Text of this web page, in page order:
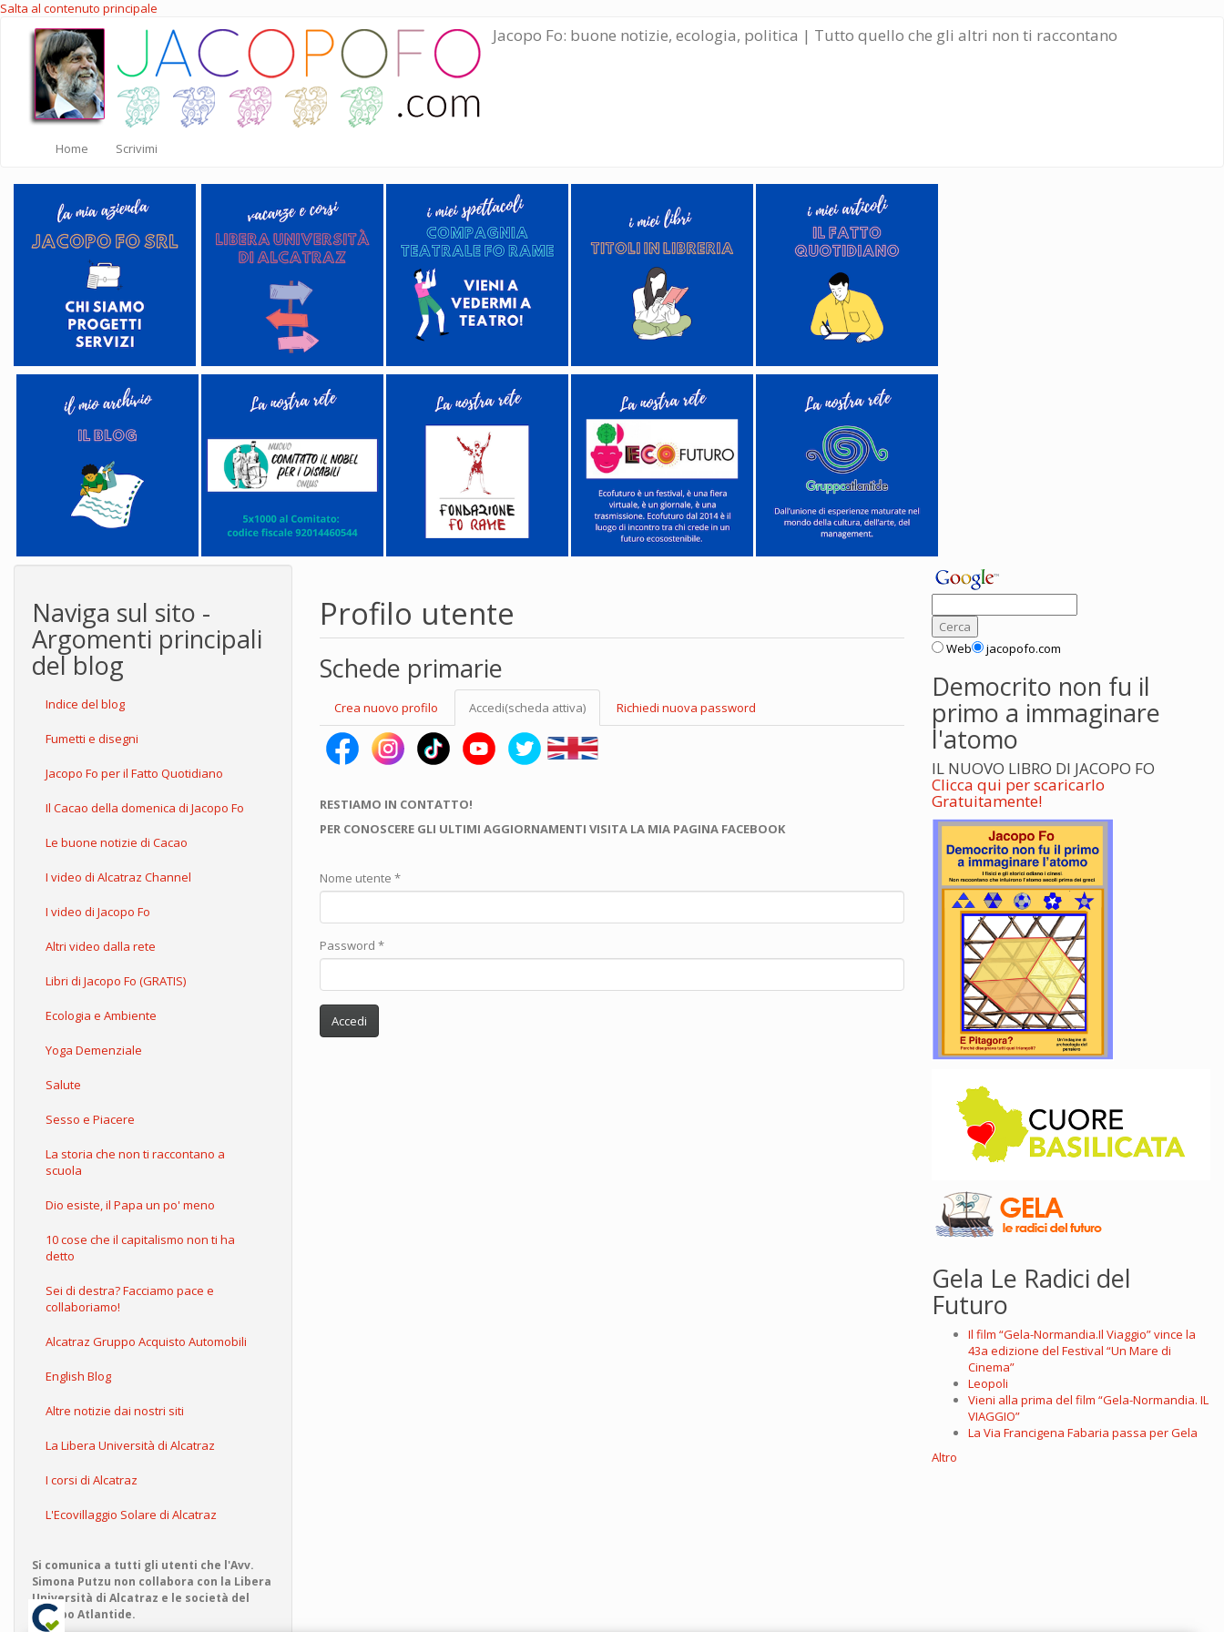
Salta al contenuto principale
Jacopo Fo: buone notizie, ecologia, politica | Tutto quello che gli altri non ti raccontano
Home Scrivimi
Naviga sul sito -
Argomenti principali
del blog
Indice del blog
Fumetti e disegni
Jacopo Fo per il Fatto Quotidiano
Il Cacao della domenica di Jacopo Fo
Le buone notizie di Cacao
I video di Alcatraz Channel
I video di Jacopo Fo
Altri video dalla rete
Libri di Jacopo Fo (GRATIS)
Ecologia e Ambiente
Yoga Demenziale
Salute
Sesso e Piacere
La storia che non ti raccontano a
scuola
Dio esiste, il Papa un po' meno
10 cose che il capitalismo non ti ha
detto
Sei di destra? Facciamo pace e
collaboriamo!
Alcatraz Gruppo Acquisto Automobili
English Blog
Altre notizie dai nostri siti
La Libera Università di Alcatraz
I corsi di Alcatraz
L'Ecovillaggio Solare di Alcatraz
Si comunica a tutti gli utenti che l'Avv.
Simona Putzu non collabora con la Libera
Università di Alcatraz e le società del
Gruppo Atlantide.
Profilo utente
Schede primarie
Crea nuovo profilo Accedi(scheda attiva) Richiedi nuova password
RESTIAMO IN CONTATTO!
PER CONOSCERE GLI ULTIMI AGGIORNAMENTI VISITA LA MIA PAGINA FACEBOOK
Nome utente *
Password *
Accedi
Web jacopofo.com
Democrito non fu il
primo a immaginare
l'atomo
IL NUOVO LIBRO DI JACOPO FO
Clicca qui per scaricarlo
Gratuitamente!
Gela Le Radici del
Futuro
Il film “Gela-Normandia.Il Viaggio” vince la
43a edizione del Festival “Un Mare di
Cinema”
Leopoli
Vieni alla prima del film “Gela-Normandia. IL
VIAGGIO”
La Via Francigena Fabaria passa per Gela
Altro